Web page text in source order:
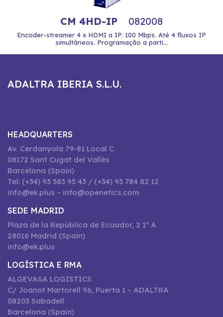
CM 4HD-IP 082008
Encoder-streamer 4 x HDMI a IP. 100 Mbps. Até 4 fluxos IP
simultâneos. Programação a parti...
ADALTRA IBERIA S.L.U.
HEADQUARTERS
Av. Cerdanyola 79-81 Local C
08172 Sant Cugat del Vallès
Barcelona (Spain)
Tel: (+34) 93 583 95 43 / (+34) 93 784 82 12
info@ek.plus – info@openetics.com
SEDE MADRID
Plaza de la República de Ecuador, 2 1º A
28016 Madrid (Spain)
info@ek.plus
LOGÍSTICA E RMA
ALGEVASA LOGISTICS
C/ Joanot Martorell 96, Puerta 1 – ADALTRA
08203 Sabadell
Barcelona (Spain)